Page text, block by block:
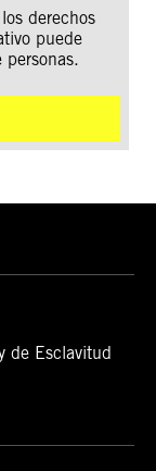
derechos
puede
de Esclavitud